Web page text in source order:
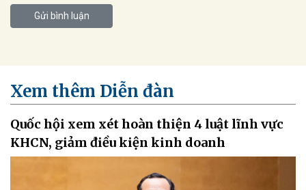
Gửi bình luận
Xem thêm Diễn đàn
Quốc hội xem xét hoàn thiện 4 luật lĩnh vực
KHCN, giảm điều kiện kinh doanh